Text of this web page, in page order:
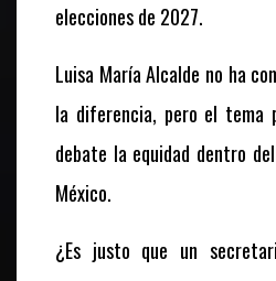
elecciones de 2027.
Luisa María Alcalde no ha
la diferencia, pero el tema
debate la equidad dentro
México.
¿Es justo que un